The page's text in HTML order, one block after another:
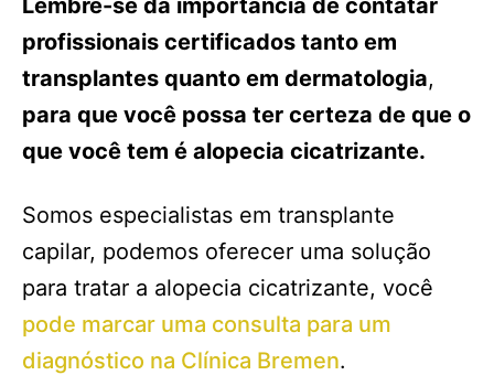
Lembre-se da importância de contatar
profissionais certificados tanto em
transplantes quanto em dermatologia,
para que você possa ter certeza de que o
que você tem é alopecia cicatrizante.
Somos especialistas em transplante
capilar, podemos oferecer uma solução
para tratar a alopecia cicatrizante, você
pode marcar uma consulta para um
diagnóstico na Clínica Bremen.